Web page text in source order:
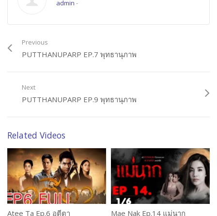
admin -
Previous
PUTTHANUPARP EP.7 พุทธานุภาพ
Next
PUTTHANUPARP EP.9 พุทธานุภาพ
Related Videos
Atee Ta Ep.6 อตีตา Mae Nak Ep.14 แม่นาก